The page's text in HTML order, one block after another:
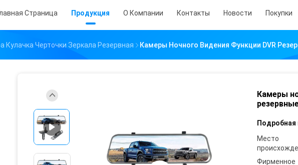
Страница Продукция О Компании Контакты Новости Покупки
Кулачка Черточки Зеркала Резервная Камеры Ночного Видения Функции DVR
Камеры
Место
Фирменное